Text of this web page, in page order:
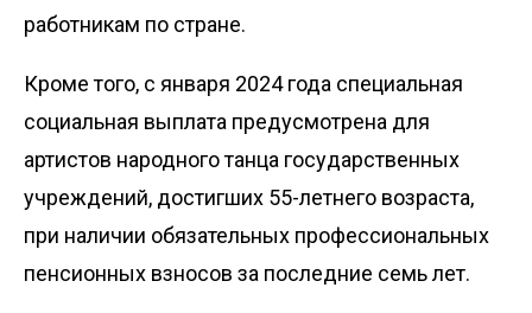
работникам по стране.
Кроме того, с января 2024 года специальная
социальная выплата предусмотрена для
артистов народного танца государственных
учреждений, достигших 55-летнего возраста,
при наличии обязательных профессиональных
пенсионных взносов за последние семь лет.